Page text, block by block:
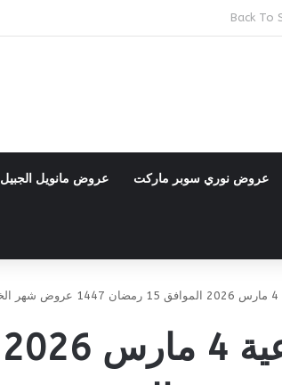
عروض نوري سوبر ماركت عروض مانويل الجبيل